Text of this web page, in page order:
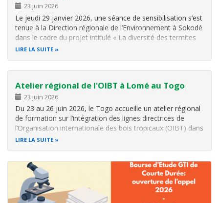
23 juin 2026
Le jeudi 29 janvier 2026, une séance de sensibilisation s’est
tenue à la Direction régionale de l’Environnement à Sokodé
dans le cadre du projet intitulé « La diversité des termites
au service de la biodiversité et du développement durable »
LIRE LA SUITE
Atelier régional de l'OIBT à Lomé au Togo
23 juin 2026
Du 23 au 26 juin 2026, le Togo accueille un atelier régional
de formation sur l’intégration des lignes directrices de
l’Organisation internationale des bois tropicaux (OIBT) dans
les projets de restauration des paysages forestiers. Cette
LIRE LA SUITE